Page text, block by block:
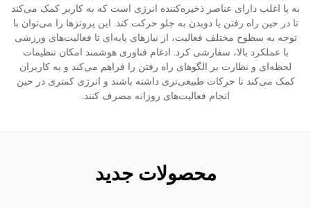
به پا اغلب دارای عناصر ذخیره‌کننده انرژی است که به کاربر کمک می‌کند
تا در حین راه رفتن یا دویدن به جلو حرکت کند. این پروتزها را می‌توان با
توجه به سطوح مختلف فعالیت، از نیازهای پایه‌ای تا فعالیت‌های ورزشی
با عملکرد بالا، سفارشی کرد. ادغام فناوری هوشمند امکان تنظیمات
لحظه‌ای و نظارت بر الگوهای راه رفتن را فراهم می‌کند و به کاربران
کمک می‌کند تا حرکات طبیعی‌تری داشته باشند و انرژی کمتری در حین
انجام فعالیت‌های روزانه مصرف کنند.
محصولات جدید